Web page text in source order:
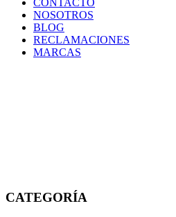
CONTACTO
NOSOTROS
BLOG
RECLAMACIONES
MARCAS
CATEGORÍA